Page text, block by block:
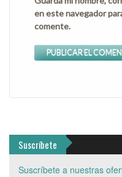
en este navegador
comente.
Suscríbete
Suscríbete a nuestras